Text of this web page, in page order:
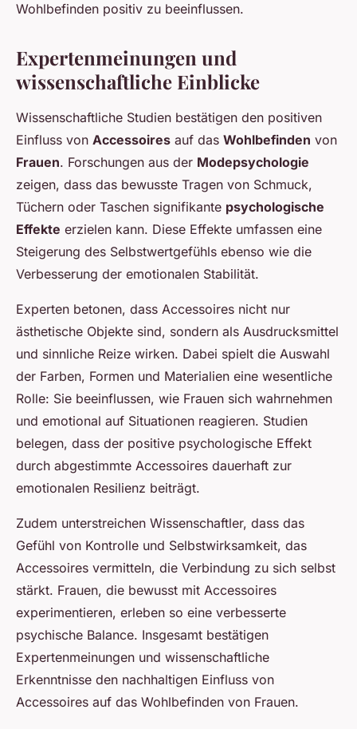
Wohlbefinden positiv zu beeinflussen.
Expertenmeinungen und
wissenschaftliche Einblicke
Wissenschaftliche Studien bestätigen den positiven
Einfluss von Accessoires auf das Wohlbefinden von
Frauen. Forschungen aus der Modepsychologie
zeigen, dass das bewusste Tragen von Schmuck,
Tüchern oder Taschen signifikante psychologische
Effekte erzielen kann. Diese Effekte umfassen eine
Steigerung des Selbstwertgefühls ebenso wie die
Verbesserung der emotionalen Stabilität.
Experten betonen, dass Accessoires nicht nur
ästhetische Objekte sind, sondern als Ausdrucksmittel
und sinnliche Reize wirken. Dabei spielt die Auswahl
der Farben, Formen und Materialien eine wesentliche
Rolle: Sie beeinflussen, wie Frauen sich wahrnehmen
und emotional auf Situationen reagieren. Studien
belegen, dass der positive psychologische Effekt
durch abgestimmte Accessoires dauerhaft zur
emotionalen Resilienz beiträgt.
Zudem unterstreichen Wissenschaftler, dass das
Gefühl von Kontrolle und Selbstwirksamkeit, das
Accessoires vermitteln, die Verbindung zu sich selbst
stärkt. Frauen, die bewusst mit Accessoires
experimentieren, erleben so eine verbesserte
psychische Balance. Insgesamt bestätigen
Expertenmeinungen und wissenschaftliche
Erkenntnisse den nachhaltigen Einfluss von
Accessoires auf das Wohlbefinden von Frauen.